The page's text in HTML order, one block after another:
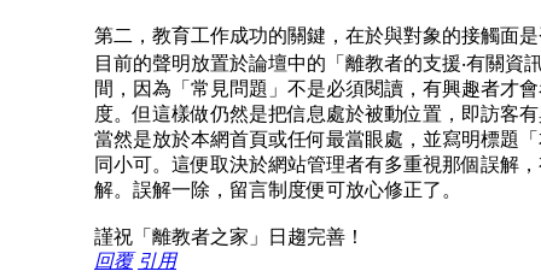
第二，教育工作成功的關鍵，在於與對象的接觸面
目前的聲明放置於論壇中的「離教者的支援‧有關
間，因為「常見問題」不是必須閱讀，有興趣者才
度。但這樣做仍然是把信息處於被動位置，即訪客
當然是放於本網首頁或任何最當眼處，並寫明標題
同小可。這便取決於網站管理者有多重視那個誤解
解。誤解一除，留言制度便可放心修正了。
謹祝「離教者之家」日趨完善！
回覆 引用